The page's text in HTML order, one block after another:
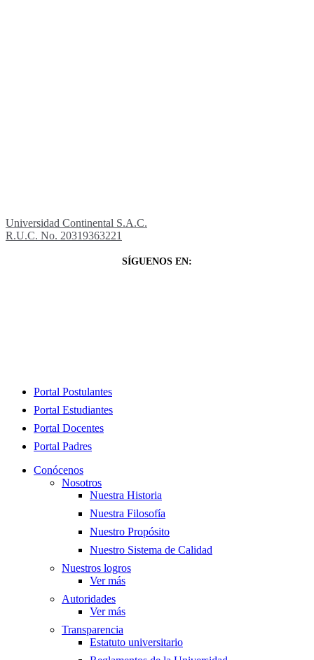
Universidad Continental S.A.C.
R.U.C. No. 20319363221
SÍGUENOS EN:
Close
Portal Postulantes
Portal Estudiantes
Portal Docentes
Portal Padres
Conócenos
Nosotros
Nuestra Historia
Nuestra Filosofía
Nuestro Propósito
Nuestro Sistema de Calidad
Nuestros logros
Ver más
Autoridades
Ver más
Transparencia
Estatuto universitario